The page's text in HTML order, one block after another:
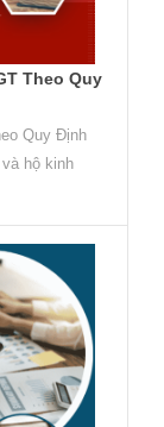
Theo Quy
Quy Định
hộ kinh